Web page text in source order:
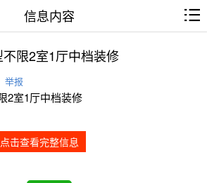
信息内容
限2室1厅中档装修
举报
2室1厅中档装修
点击查看完整信息